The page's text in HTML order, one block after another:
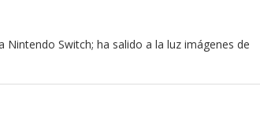
Switch; ha salido a la luz imágenes de